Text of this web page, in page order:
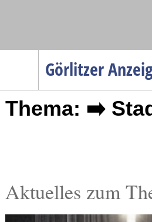
Görlitzer
Menüpunkte
Startseite
Verkehr
Thema: ➡️
Aktuelles zum